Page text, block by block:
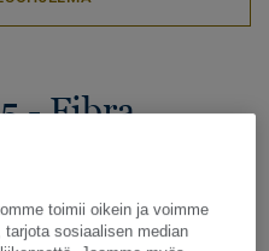
- Fibra
modulaarisuutta,
helposti vastaamaan
toimii oikein ja voimme
sosiaalisen median